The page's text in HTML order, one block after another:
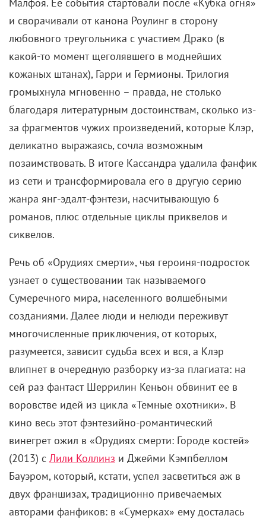
и сворачивали от канона Роулинг в сторону
любовного треугольника с участием Драко (в
какой-то момент щеголявшего в моднейших
кожаных штанах), Гарри и Гермионы. Трилогия
громыхнула мгновенно – правда, не столько
благодаря литературным достоинствам, сколько из-
за фрагментов чужих произведений, которые Клэр,
деликатно выражаясь, сочла возможным
позаимствовать. В итоге Кассандра удалила фанфик
из сети и трансформировала его в другую серию
жанра янг-эдалт-фэнтези, насчитывающую 6
романов, плюс отдельные циклы приквелов и
сиквелов.
Речь об «Орудиях смерти», чья героиня-подросток
узнает о существовании так называемого
Сумеречного мира, населенного волшебными
созданиями. Далее люди и нелюди переживут
многочисленные приключения, от которых,
разумеется, зависит судьба всех и вся, а Клэр
влипнет в очередную разборку из-за плагиата: на
сей раз фантаст Шеррилин Кеньон обвинит ее в
воровстве идей из цикла «Темные охотники». В
кино весь этот фэнтезийно-романтический
винегрет ожил в «Орудиях смерти: Городе костей»
(2013) с Лили Коллинз и Джейми Кэмпбеллом
Бауэром, который, кстати, успел засветиться аж в
двух франшизах, традиционно привечаемых
авторами фанфиков: в «Сумерках» ему досталась